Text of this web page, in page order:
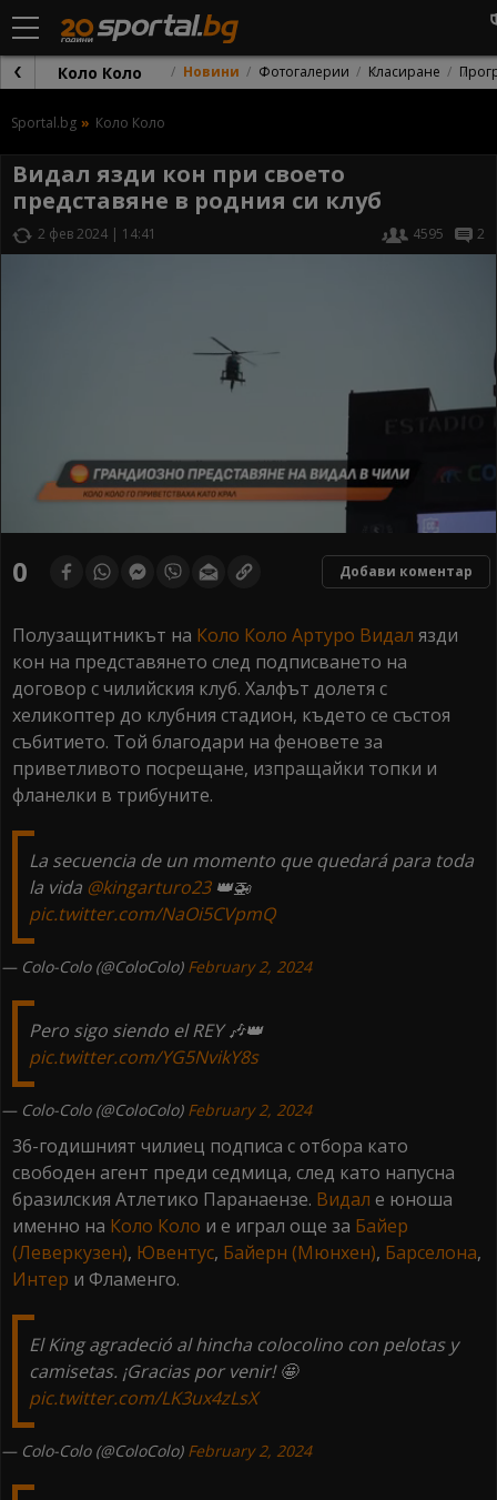
Коло Коло Новини Фотогалерии Класиране
Sportal.bg Коло Коло
Видал язди кон при своето
представяне в родния си клуб
2 фев 2024 | 14:41 4595 2
of0 Добави коментар
Полузащитникът на Коло Коло Артуро Видал язди
кон на представянето след подписването на
договор с чилийския клуб. Халфът долетя с
хеликоптер до клубния стадион, където се състоя
събитието. Той благодари на феновете за
приветливото посрещане, изпращайки топки и
фланелки в трибуните.
La secuencia de un momento que quedará para toda
la vida @kingarturo23👑🚁
pic.twitter.com/NaOi5CVpmQ
— Colo-Colo (@ColoColo) February 2, 2024
Pero sigo siendo el REY 🎶👑
pic.twitter.com/YG5NvikY8s
— Colo-Colo (@ColoColo) February 2, 2024
36-годишният чилиец подписа с отбора като
свободен агент преди седмица, след като напусна
бразилския Атлетико Паранаензе. Видал е юноша
именно на Коло Коло и е играл още за Байер
(Леверкузен), Ювентус, Байерн (Мюнхен), Барселона,
Интер и Фламенго.
El King agradeció al hincha colocolino con pelotas y
camisetas. ¡Gracias por venir! 🤩
pic.twitter.com/LK3ux4zLsX
— Colo-Colo (@ColoColo) February 2, 2024